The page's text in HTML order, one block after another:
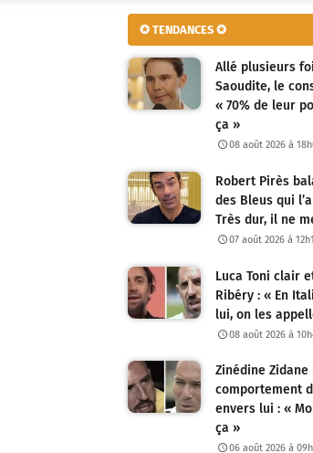
✪ TENDANCES ✪
Allé plusieurs
Saoudite, le
« 70% de leur
ça »
08 août 2026 à
Robert Pirès
des Bleus qui
Très dur, il ne
07 août 2026 à
Luca Toni clair
Ribéry : « En
lui, on les
08 août 2026 à
Zinédine
comportement
envers lui : «
ça »
06 août 2026 à